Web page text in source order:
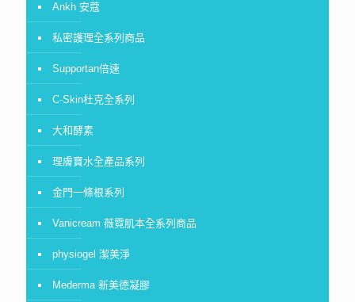
Ankh 安蔻
私密護理全系列商品
Supportan倍速
C-Skin杜克全系列
大和酵素
理膚寶水全產品系列
金門一條根系列
Vanicream 薇霓肌本全系列商品
physiogel 潔美淨
Mederma 新美德凝膠